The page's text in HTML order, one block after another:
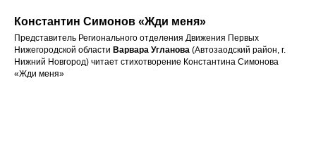
Константин Симонов «Жди меня»
Представитель Регионального отделения Движения Первых
Нижегородской области Варвара Угланова (Автозаодский район, г.
Нижний Новгород) читает стихотворение Константина Симонова
«Жди меня»